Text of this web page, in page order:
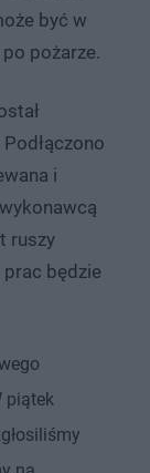
być w
pożarze.
i
ruszy
prac będzie
piątek